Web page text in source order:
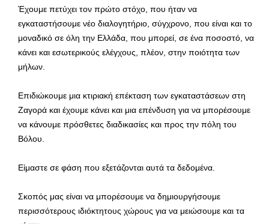
Έχουμε πετύχει τον πρώτο στόχο, που ήταν να
εγκαταστήσουμε νέο διαλογητήριο, σύγχρονο, που είναι και το
μοναδικό σε όλη την Ελλάδα, που μπορεί, σε ένα ποσοστό, να
κάνει και εσωτερικούς ελέγχους, πλέον, στην ποιότητα των
μήλων.
Επιδιώκουμε μια κτιριακή επέκταση των εγκαταστάσεων στη
Ζαγορά και έχουμε κάνει και μια επένδυση για να μπορέσουμε
να κάνουμε πρόσθετες διαδικασίες και προς την πόλη του
Βόλου.
Είμαστε σε φάση που εξετάζονται αυτά τα δεδομένα.
Σκοπός μας είναι να μπορέσουμε να δημιουργήσουμε
περισσότερους ιδιόκτητους χώρους για να μειώσουμε και τα